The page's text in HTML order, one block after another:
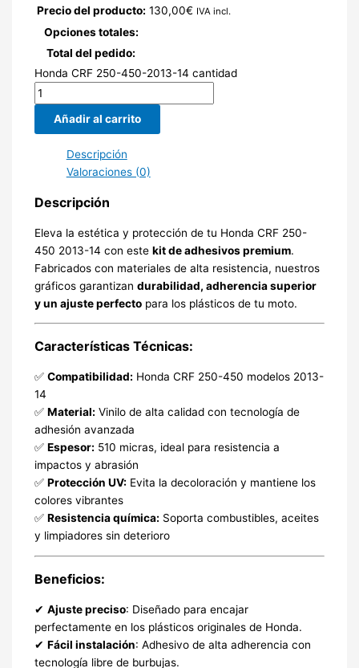
Precio del producto: 130,00€ IVA incl.
Opciones totales:
Total del pedido:
Honda CRF 250-450-2013-14 cantidad
Añadir al carrito
Descripción
Valoraciones (0)
Descripción
Eleva la estética y protección de tu Honda CRF 250-
450 2013-14 con este kit de adhesivos premium.
Fabricados con materiales de alta resistencia, nuestros
gráficos garantizan durabilidad, adherencia superior
y un ajuste perfectopara los plásticos de tu moto.
Características Técnicas:
✅ Compatibilidad: Honda CRF 250-450 modelos 2013-
14
✅ Material: Vinilo de alta calidad con tecnología de
adhesión avanzada
✅ Espesor: 510 micras, ideal para resistencia a
impactos y abrasión
✅ Protección UV: Evita la decoloración y mantiene los
colores vibrantes
✅ Resistencia química: Soporta combustibles, aceites
y limpiadores sin deterioro
Beneficios:
✔ Ajuste preciso: Diseñado para encajar
perfectamente en los plásticos originales de Honda.
✔ Fácil instalación: Adhesivo de alta adherencia con
tecnología libre de burbujas.